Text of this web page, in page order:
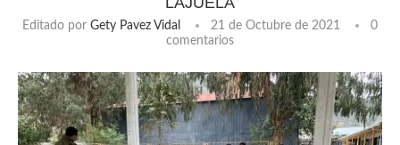
Editado por Gety Pavez Vidal 21 de Octubre de 2021
0
comentarios